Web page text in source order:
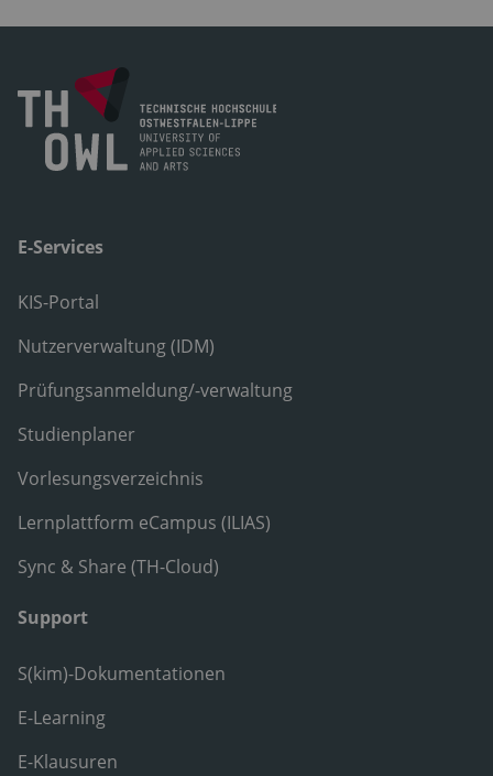
E-Services
KIS-Portal
Nutzerverwaltung (IDM)
Prüfungsanmeldung/-verwaltung
Studienplaner
Vorlesungsverzeichnis
Lernplattform eCampus (ILIAS)
Sync & Share (TH-Cloud)
Support
S(kim)-Dokumentationen
E-Learning
E-Klausuren